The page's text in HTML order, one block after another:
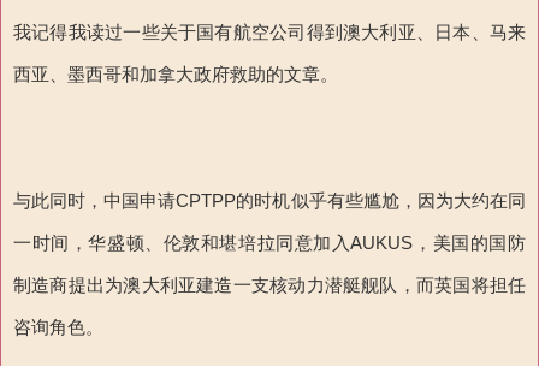
我记得我读过一些关于国有航空公司得到澳大利亚、日本、马来
西亚、墨西哥和加拿大政府救助的文章。
与此同时，中国申请CPTPP的时机似乎有些尴尬，因为大约在同
一时间，华盛顿、伦敦和堪培拉同意加入AUKUS，美国的国防
制造商提出为澳大利亚建造一支核动力潜艇舰队，而英国将担任
咨询角色。